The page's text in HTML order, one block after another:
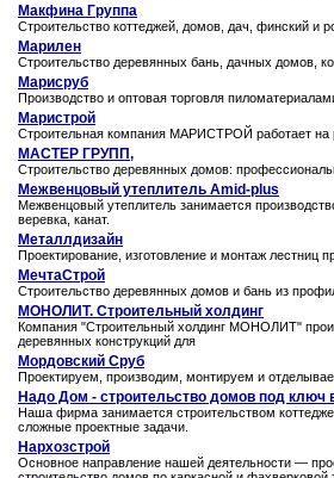
Макфина Группа
Строительство коттеджей, домов, дач, финский и
Марилен
Строительство деревянных бань, дачных домов,
Марисруб
Производство и оптовая торговля
Маристрой
Строительная компания МАРИСТРОЙ работает на
МАСТЕР ГРУПП,
Строительство деревянных домов:
Межвенцовый утеплитель Amid-plus
Межвенцовый утеплитель занимается
веревка, канат.
Металлдизайн
Проектирование, изготовление и монтаж лестниц
МечтаСтрой
Строительство деревянных домов и бань из
МОНОЛИТ. Строительный холдинг
Компания "Строительный холдинг МОНОЛИТ"
деревянных конструкций для
Мордовский Сруб
Проектируем, производим, монтируем и
Надо Дом - строительство домов под ключ
Наша фирма занимается строительством
сложные проектные задачи.
Нархозстрой
Основное направление нашей деятельности —